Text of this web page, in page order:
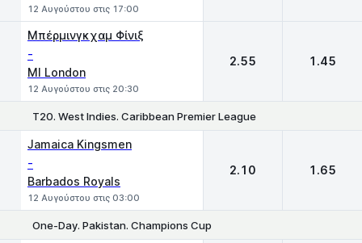
12 Αυγούστου στις 17:00
Μπέρμινγκχαμ Φίνιξ
-
MI London
12 Αυγούστου στις 20:30
2.55 1.45
T20. West Indies. Caribbean Premier League
Jamaica Kingsmen
-
Barbados Royals
12 Αυγούστου στις 03:00
2.10 1.65
One-Day. Pakistan. Champions Cup